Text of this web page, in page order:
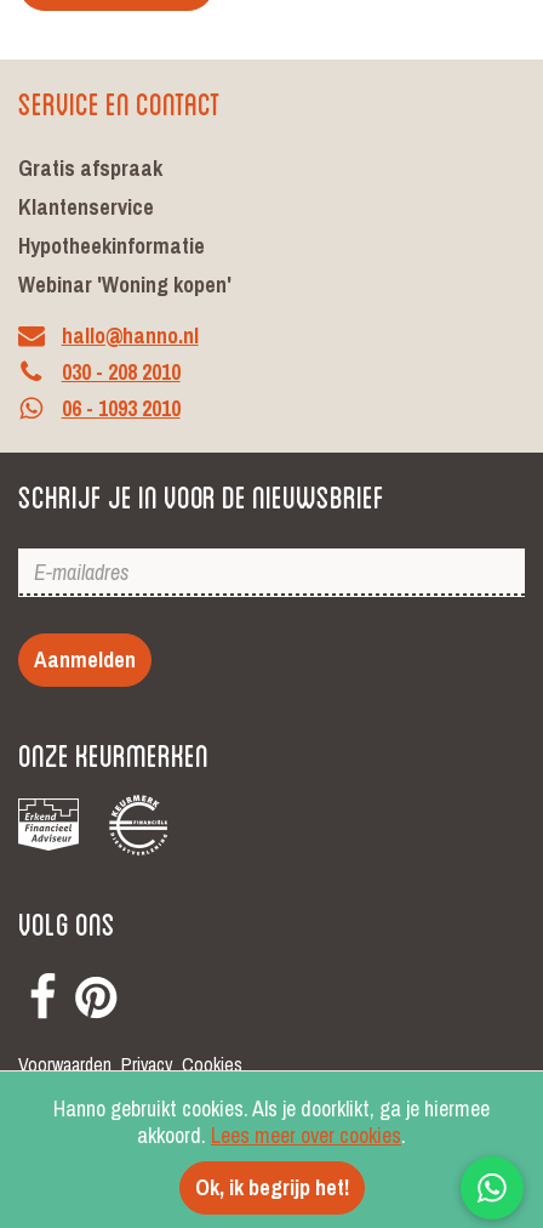
Service en contact
Gratis afspraak
Klantenservice
Hypotheekinformatie
Webinar 'Woning kopen'
hallo@hanno.nl
030 - 208 2010
06 - 1093 2010
Schrijf je in voor de nieuwsbrief
Aanmelden
Onze keurmerken
Volg ons
Voorwaarden Privacy Cookies
Hanno gebruikt cookies. Als je doorklikt, ga je hiermee
akkoord. Lees meer over cookies.
Ok, ik begrijp het!